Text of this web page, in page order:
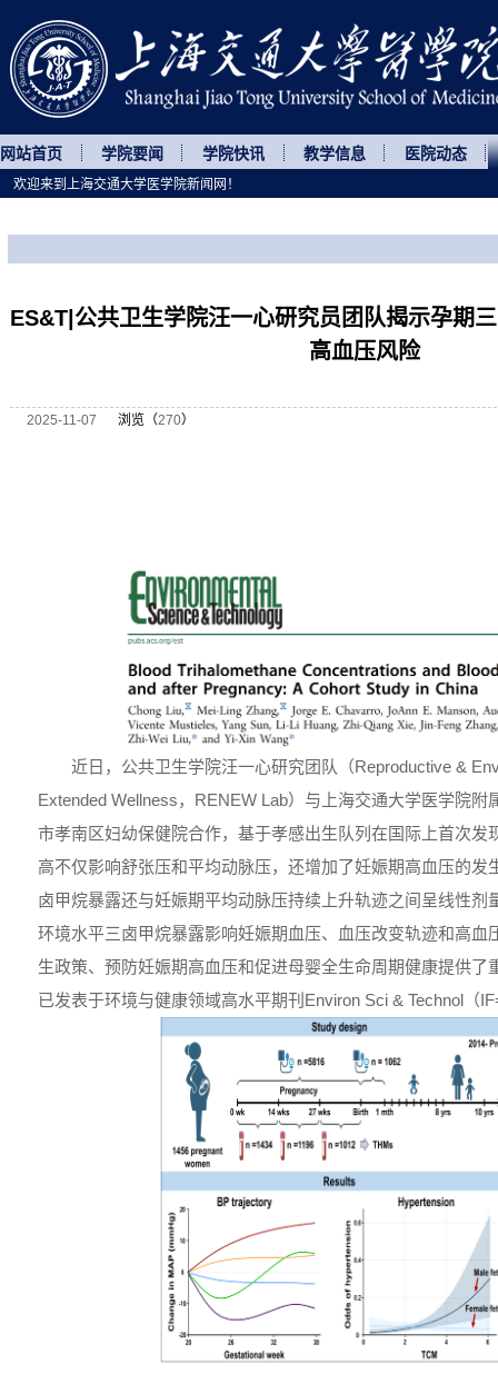
网站首页 学院要闻 学院快讯 教学信息 医院动态
ES&T|公共卫生学院汪一心研究员团队揭示孕期
高血压风险
2025-11-07 浏览（270）
近日，公共卫生学院汪一心研究团队（Reproductive &
Extended Wellness，RENEW Lab）与上海交通大学医学院附
市孝南区妇幼保健院合作，基于孝感出生队列在国际上首次发
高不仅影响舒张压和平均动脉压，还增加了妊娠期高血压的发
卤甲烷暴露还与妊娠期平均动脉压持续上升轨迹之间呈线性剂
环境水平三卤甲烷暴露影响妊娠期血压、血压改变轨迹和高血
生政策、预防妊娠期高血压和促进母婴全生命周期健康提供了
已发表于环境与健康领域高水平期刊Environ Sci & Technol（
欢迎来到上海交通大学医学院新闻网！